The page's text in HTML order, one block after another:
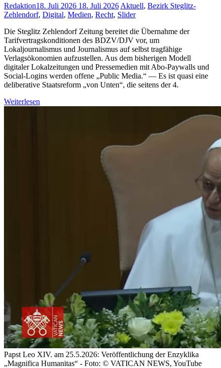
Redaktion18. Juli 2026 18. Juli 2026 Aktuell, Bezirk Steglitz-
Zehlendorf, Digital, Medien, Recht, Slider
Die Steglitz Zehlendorf Zeitung bereitet die Übernahme der
Tarifvertragskonditionen des BDZV/DJV vor, um
Lokaljournalismus und Journalismus auf selbst tragfähige
Verlagsökonomien aufzustellen. Aus dem bisherigen Modell
digitaler Lokalzeitungen und Pressemedien mit Abo-Paywalls und
Social-Logins werden offene „Public Media.“ — Es ist quasi eine
deliberative Staatsreform „von Unten“, die seitens der 4.
Weiterlesen
Papst Leo XIV. am 25.5.2026: Veröffentlichung der Enzyklika
„Magnifica Humanitas“ - Foto: © VATICAN NEWS, YouTube